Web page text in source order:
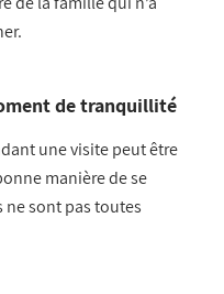
de tranquillité
une visite peut être
manière de se
sont pas toutes